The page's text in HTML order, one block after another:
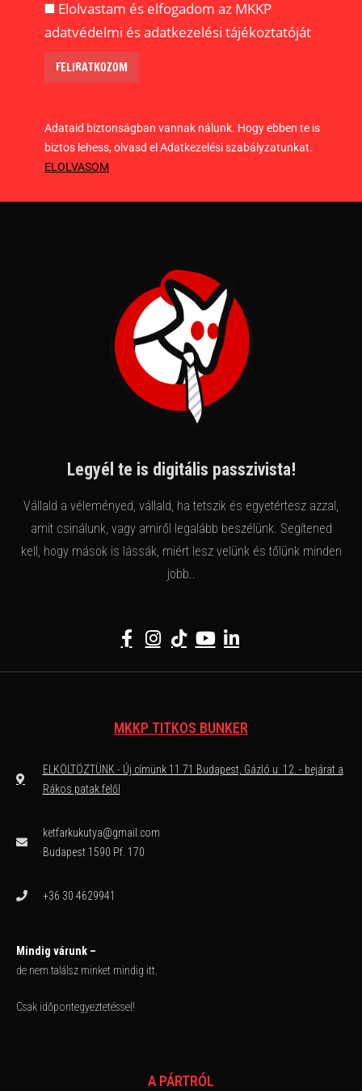
Elolvastam és elfogadom az MKKP
adatvédelmi és adatkezelési tájékoztatóját
Adataid biztonságban vannak nálunk. Hogy ebben te is
biztos lehess, olvasd el Adatkezelési szabályzatunkat.
ELOLVASOM
Legyél te is digitális passzivista!
Vállald a véleményed, vállald, ha tetszik és egyetértesz azzal,
amit csinálunk, vagy amiről legalább beszélünk. Segítened
kell, hogy mások is lássák, miért lesz velünk és tőlünk minden
jobb..
MKKP TITKOS BUNKER
ELKÖLTÖZTÜNK - Új címünk 11 71 Budapest, Gázló u. 12. - bejárat a
Rákos patak felől
ketfarkukutya@gmail.com
Budapest 1590 Pf. 170
+36 30 4629941
Mindig várunk –
de nem találsz minket mindig itt.
Csak időpontegyeztetéssel!
A PÁRTRÓL